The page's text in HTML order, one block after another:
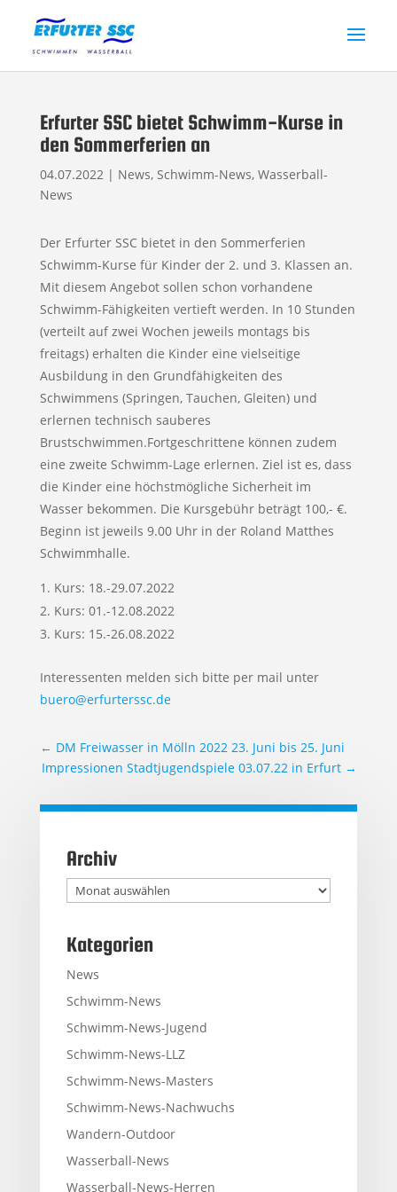
Erfurter SSC bietet Schwimm-Kurse in
den Sommerferien an
04.07.2022| News, Schwimm-News, Wasserball-
News
Der Erfurter SSC bietet in den Sommerferien
Schwimm-Kurse für Kinder der 2. und 3. Klassen an.
Mit diesem Angebot sollen schon vorhandene
Schwimm-Fähigkeiten vertieft werden. In 10 Stunden
(verteilt auf zwei Wochen jeweils montags bis
freitags) erhalten die Kinder eine vielseitige
Ausbildung in den Grundfähigkeiten des
Schwimmens (Springen, Tauchen, Gleiten) und
erlernen technisch sauberes
Brustschwimmen.Fortgeschrittene können zudem
eine zweite Schwimm-Lage erlernen. Ziel ist es, dass
die Kinder eine höchstmögliche Sicherheit im
Wasser bekommen. Die Kursgebühr beträgt 100,- €.
Beginn ist jeweils 9.00 Uhr in der Roland Matthes
Schwimmhalle.
Kurs: 18.-29.07.2022
Kurs: 01.-12.08.2022
Kurs: 15.-26.08.2022
Interessenten melden sich bitte per mail unter
buero@erfurterssc.de
← DM Freiwasser in Mölln 2022 23. Juni bis 25. Juni
Impressionen Stadtjugendspiele 03.07.22 in Erfurt →
Archiv
Archiv
Kategorien
News
Schwimm-News
Schwimm-News-Jugend
Schwimm-News-LLZ
Schwimm-News-Masters
Schwimm-News-Nachwuchs
Wandern-Outdoor
Wasserball-News
Wasserball-News-Herren